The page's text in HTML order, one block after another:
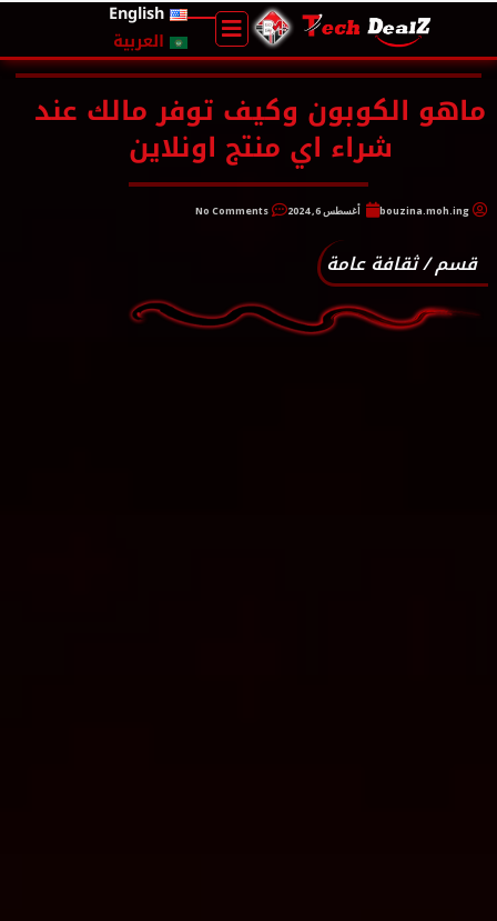
English
العربية
ماهو الكوبون وكيف توفر مالك عند
شراء اي منتج اونلاين
bouzina.moh.ing أغسطس 6, 2024 No Comments
قسم /ثقافة عامة